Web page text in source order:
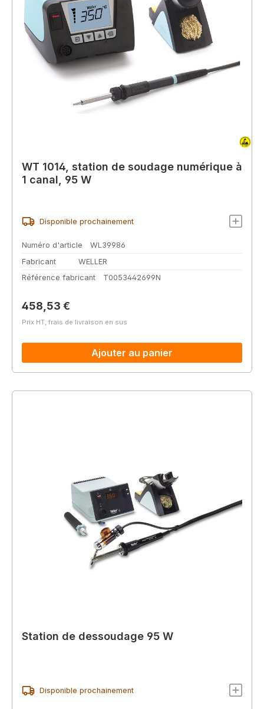
WT 1014, station de soudage numérique à
1 canal, 95 W
Disponible prochainement
Numéro d'article
WL39986
Fabricant
WELLER
Référence fabricant
T0053442699N
Prix régulier :
458,53 €
Prix HT, frais de livraison en sus
Ajouter au panier
Station de dessoudage 95 W
Disponible prochainement